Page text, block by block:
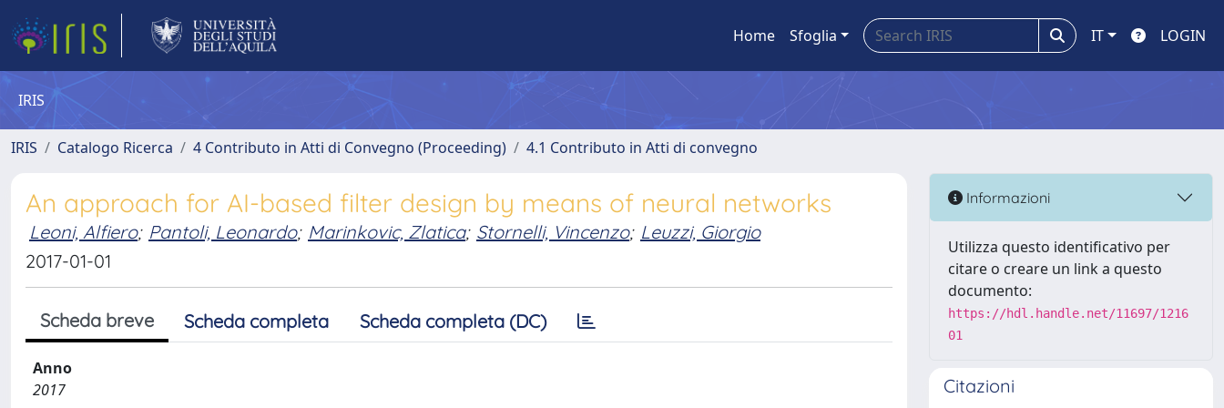
Home Sfoglia IT LOGIN
IRIS
IRIS Catalogo Ricerca 4 Contributo in Atti di Convegno (Proceeding) 4.1 Contributo in Atti di convegno
An approach for AI-based filter design by means of neural networks
Leoni, Alfiero; Pantoli, Leonardo; Marinkovic, Zlatica; Stornelli, Vincenzo; Leuzzi, Giorgio
2017-01-01
Scheda breve Scheda completa Scheda completa (DC)
Anno
2017
Informazioni
Utilizza questo identificativo per
citare o creare un link a questo
documento:
https://hdl.handle.net/11697/1216
01
Citazioni